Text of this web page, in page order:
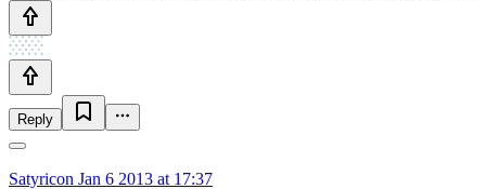
Reply
Satyricon Jan 6 2013 at 17:37